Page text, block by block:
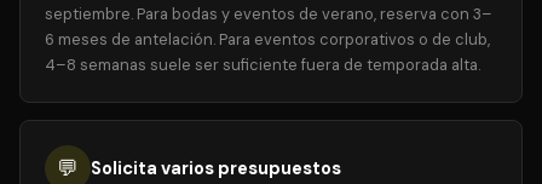
septiembre. Para bodas y eventos de verano, reserva con 3–
6 meses de antelación. Para eventos corporativos o de club,
4–8 semanas suele ser suficiente fuera de temporada alta.
💬 Solicita varios presupuestos